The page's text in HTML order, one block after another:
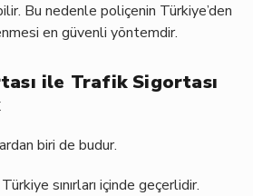
Bu nedenle poliçenin Türkiye’den
en güvenli yöntemdir.
ile Trafik Sigortası
biri de budur.
sınırları içinde geçerlidir.